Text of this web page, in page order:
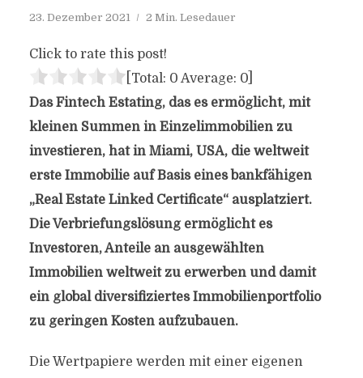
23. Dezember 2021 2 Min. Lesedauer
Click to rate this post!
[Total: 0 Average: 0]
Das Fintech Estating, das es ermöglicht, mit
kleinen Summen in Einzelimmobilien zu
investieren, hat in Miami, USA, die weltweit
erste Immobilie auf Basis eines bankfähigen
„Real Estate Linked Certificate“ ausplatziert.
Die Verbriefungslösung ermöglicht es
Investoren, Anteile an ausgewählten
Immobilien weltweit zu erwerben und damit
ein global diversifiziertes Immobilienportfolio
zu geringen Kosten aufzubauen.
Die Wertpapiere werden mit einer eigenen